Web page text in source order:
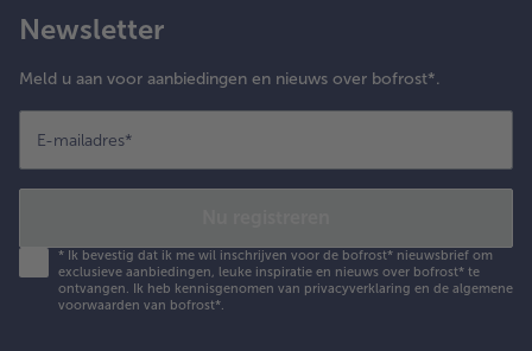
Newsletter
Meld u aan voor aanbiedingen en nieuws over bofrost*.
E-mailadres*
* Ik bevestig dat ik me wil inschrijven voor de bofrost* nieuwsbrief om
exclusieve aanbiedingen, leuke inspiratie en nieuws over bofrost* te
ontvangen. Ik heb kennisgenomen van privacyverklaring en de algemene
voorwaarden van bofrost*.